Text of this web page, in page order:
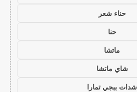
حناء شعر
حنا
ماتشا
شاي ماتشا
شدات ببجي تمارا